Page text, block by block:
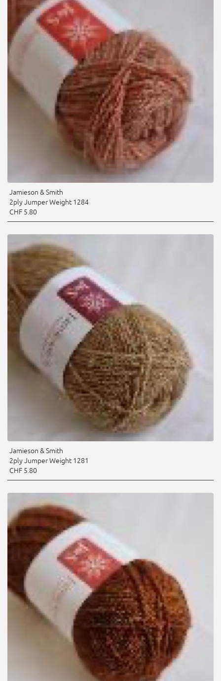
Jamieson & Smith
2ply Jumper Weight 1284
CHF 5.80
Jamieson & Smith
2ply Jumper Weight 1281
CHF 5.80